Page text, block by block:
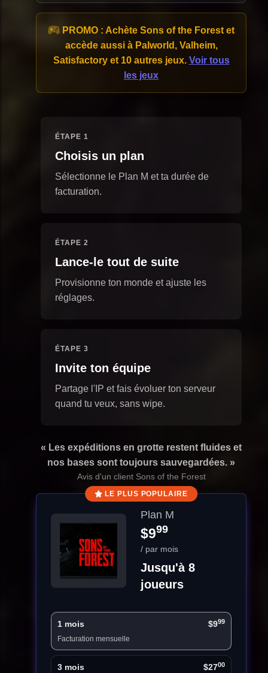
PROMO : Achète Sons of the Forest et
accède aussi à Palworld, Valheim,
Satisfactory et 10 autres jeux. Voir tous
les jeux
ÉTAPE 1
Choisis un plan
Sélectionne le Plan M et ta durée de
facturation.
ÉTAPE 2
Lance-le tout de suite
Provisionne ton monde et ajuste les
réglages.
ÉTAPE 3
Invite ton équipe
Partage l'IP et fais évoluer ton serveur
quand tu veux, sans wipe.
« Les expéditions en grotte restent fluides et
nos bases sont toujours sauvegardées. »
Avis d'un client Sons of the Forest
LE PLUS POPULAIRE
Plan M
$999
/ par mois
Jusqu'à 8
joueurs
1 mois $999
Facturation mensuelle
3 mois $2700